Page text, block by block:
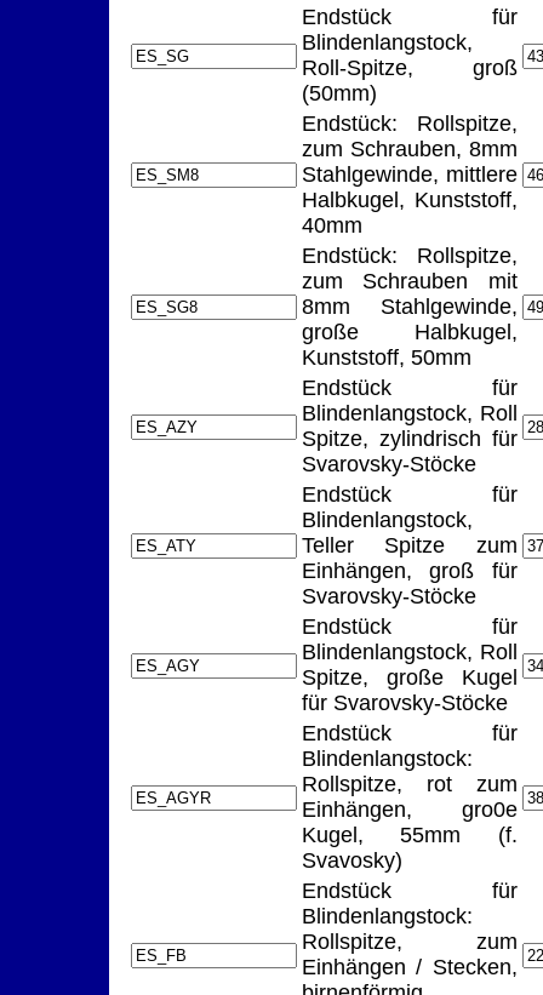
Endstück für
Blindenlangstock,
Roll-Spitze, groß
(50mm)
Endstück: Rollspitze,
zum Schrauben, 8mm
Stahlgewinde, mittlere
Halbkugel, Kunststoff,
40mm
Endstück: Rollspitze,
zum Schrauben mit
8mm Stahlgewinde,
große Halbkugel,
Kunststoff, 50mm
Endstück für
Blindenlangstock, Roll
Spitze, zylindrisch für
Svarovsky-Stöcke
Endstück für
Blindenlangstock,
Teller Spitze zum
Einhängen, groß für
Svarovsky-Stöcke
Endstück für
Blindenlangstock, Roll
Spitze, große Kugel
für Svarovsky-Stöcke
Endstück für
Blindenlangstock:
Rollspitze, rot zum
Einhängen, gro0e
Kugel, 55mm (f.
Svavosky)
Endstück für
Blindenlangstock:
Rollspitze, zum
Einhängen / Stecken,